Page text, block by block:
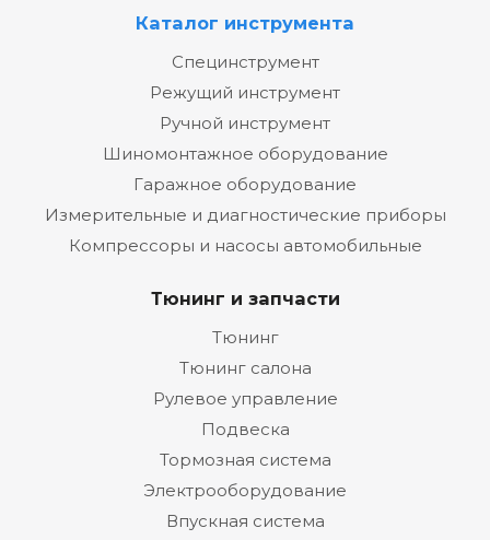
Каталог инструмента
Специнструмент
Режущий инструмент
Ручной инструмент
Шиномонтажное оборудование
Гаражное оборудование
Измерительные и диагностические приборы
Компрессоры и насосы автомобильные
Тюнинг и запчасти
Тюнинг
Тюнинг салона
Рулевое управление
Подвеска
Тормозная система
Электрооборудование
Впускная система